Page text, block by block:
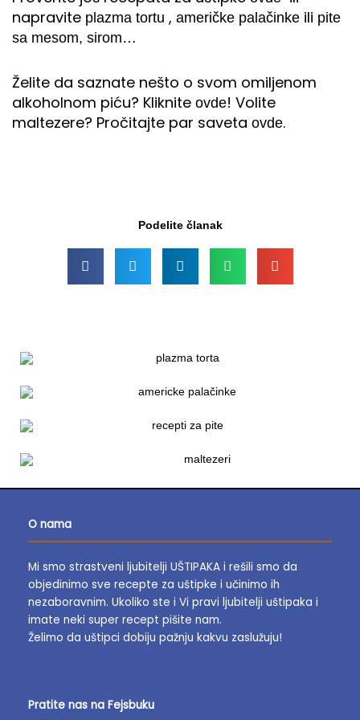
napravite plazma tortu , američke palačinke ili pite
sa mesom, sirom…
Želite da saznate nešto o svom omiljenom
alkoholnom piću? Kliknite ovde! Volite
maltezere? Pročitajte par saveta ovde.
Podelite članak
O nama
Mi smo strastveni ljubitelji UŠTIPAKA i rešili smo da
objedinimo sve recepte za uštipke i učinimo ih
nezaboravnim. Ukoliko ste i Vi pravi ljubitelji uštipaka i
imate neki super recept pišite nam.
Želimo da uštipci dobiju pažnju kakvu zaslužuju!
Pratite nas na Fejsbuku